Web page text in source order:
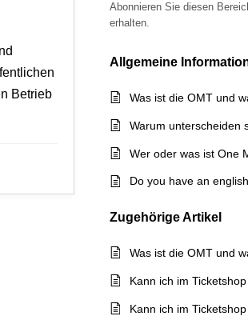
Betrieb
Abonnieren Sie diesen
erhalten.
Allgemeine
Wer oder was ist One
ZugehörigeArtikel